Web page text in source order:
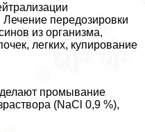
передозировки
из организма,
легких, купирование
промывание
(NaCl 0,9 %),